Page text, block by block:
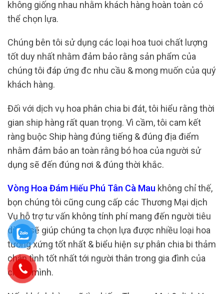
không giống nhau nhằm khách hàng hoàn toàn có
thể chọn lựa.
Chúng bên tôi sử dụng các loại hoa tuoi chất lượng
tốt duy nhất nhằm đảm bảo rằng sản phẩm của
chúng tôi đáp ứng đc nhu cầu & mong muốn của quý
khách hàng.
Đối với dịch vụ hoa phân chia bi đát, tôi hiểu rằng thời
gian ship hàng rất quan trọng. Vì cầm, tôi cam kết
ràng buộc Ship hàng đúng tiếng & đúng địa điểm
nhằm đảm bảo an toàn rằng bó hoa của người sử
dụng sẽ đến đúng nơi & đúng thời khắc.
Vòng Hoa Đám Hiếu Phú Tân Cà Mau không chỉ thế,
bọn chúng tôi cũng cung cấp các Thương Mại dịch
Vụ hỗ trợ tư vấn không tính phí mang đến người tiêu
dùng sẽ giúp chúng ta chọn lựa được nhiều loại hoa
tương xứng tốt nhất & biểu hiện sự phân chia bi thảm
chân tình tốt nhất tới người thân trong gia đình của
chính mình.